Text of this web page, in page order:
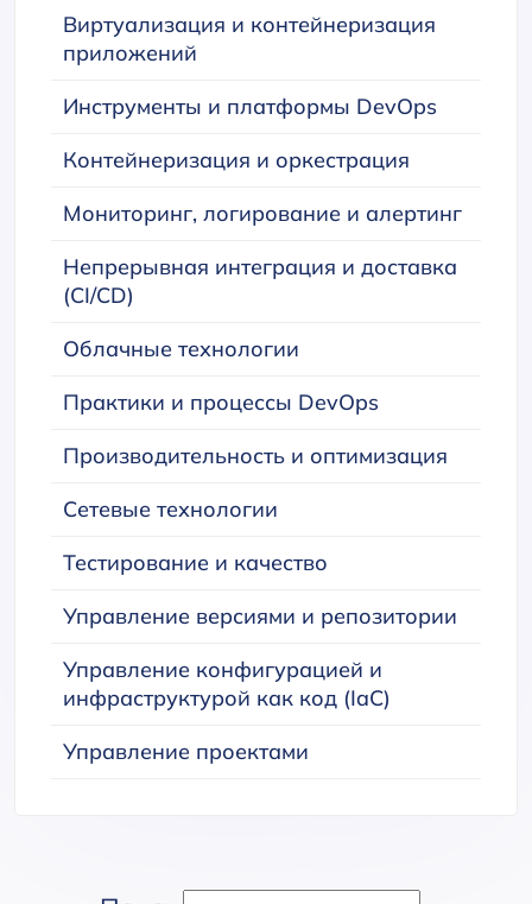
Виртуализация и контейнеризация
приложений
Инструменты и платформы DevOps
Контейнеризация и оркестрация
Мониторинг, логирование и алертинг
Непрерывная интеграция и доставка
(CI/CD)
Облачные технологии
Практики и процессы DevOps
Производительность и оптимизация
Сетевые технологии
Тестирование и качество
Управление версиями и репозитории
Управление конфигурацией и
инфраструктурой как код (IaC)
Управление проектами